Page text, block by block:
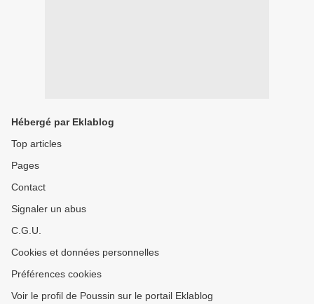
Hébergé par Eklablog
Top articles
Pages
Contact
Signaler un abus
C.G.U.
Cookies et données personnelles
Préférences cookies
Voir le profil de Poussin sur le portail Eklablog